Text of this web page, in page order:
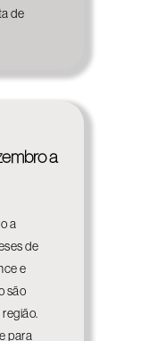
de
a
a
de
e
são
para